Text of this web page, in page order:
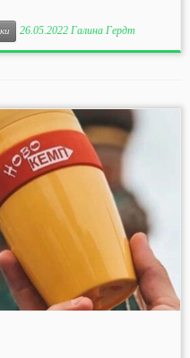
26.05.2022 Галина Гердт